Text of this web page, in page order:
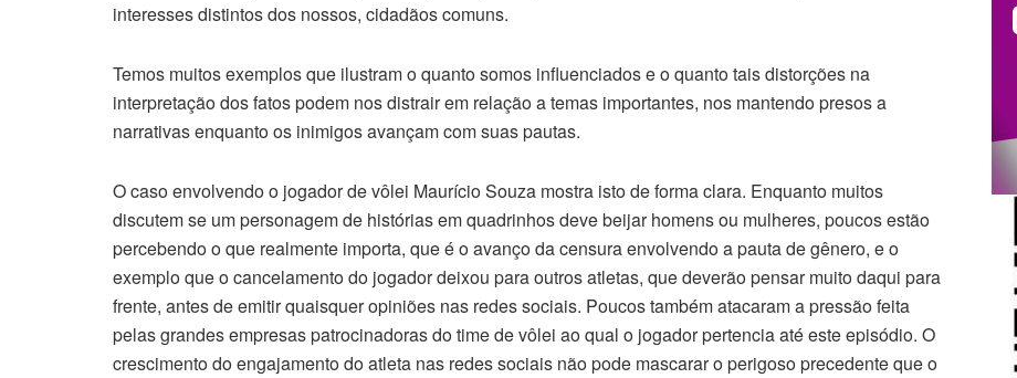
interesses distintos dos nossos, cidadãos comuns.
Temos muitos exemplos que ilustram o quanto somos influenciados e o quanto tais distorções na
interpretação dos fatos podem nos distrair em relação a temas importantes, nos mantendo presos a
narrativas enquanto os inimigos avançam com suas pautas.
O caso envolvendo o jogador de vôlei Maurício Souza mostra isto de forma clara. Enquanto muitos
discutem se um personagem de histórias em quadrinhos deve beijar homens ou mulheres, poucos estão
percebendo o que realmente importa, que é o avanço da censura envolvendo a pauta de gênero, e o
exemplo que o cancelamento do jogador deixou para outros atletas, que deverão pensar muito daqui para
frente, antes de emitir quaisquer opiniões nas redes sociais. Poucos também atacaram a pressão feita
pelas grandes empresas patrocinadoras do time de vôlei ao qual o jogador pertencia até este episódio. O
crescimento do engajamento do atleta nas redes sociais não pode mascarar o perigoso precedente que o